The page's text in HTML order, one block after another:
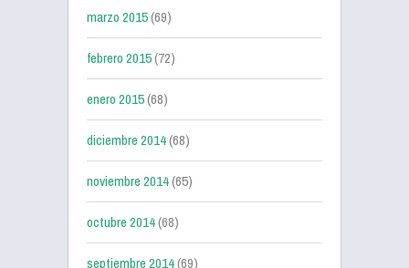
marzo 2015(69)
febrero 2015(72)
enero 2015(68)
diciembre 2014(68)
noviembre 2014(65)
octubre 2014(68)
septiembre 2014(69)